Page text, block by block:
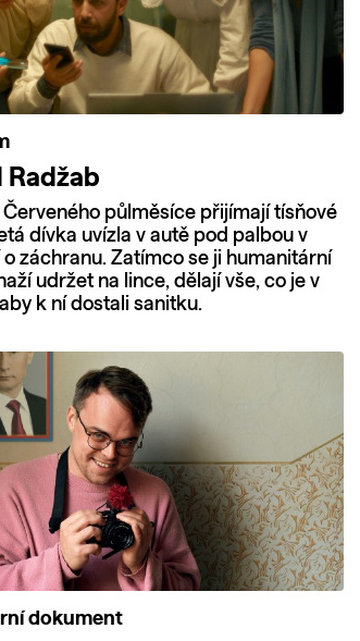
Radžab
Červeného půlměsíce přijímají tísňové
dívka uvízla v autě pod palbou v
záchranu. Zatímco se ji humanitární
udržet na lince, dělají vše, co je v
k ní dostali sanitku.
dokument